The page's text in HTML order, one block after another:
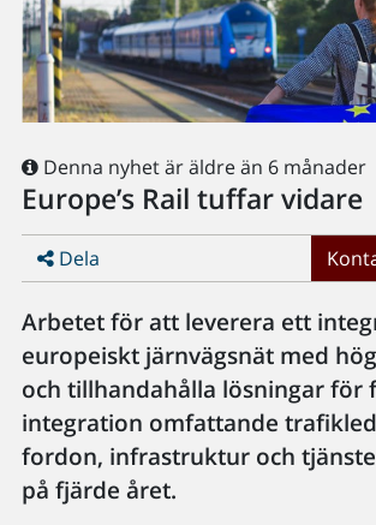
Denna nyhet är äldre än 6 månader
Europe’s Rail tuffar vidare
Dela
Arbetet för att leverera ett
europeiskt järnvägsnät med
och tillhandahålla lösningar för
integration omfattande
fordon, infrastruktur och
på fjärde året.